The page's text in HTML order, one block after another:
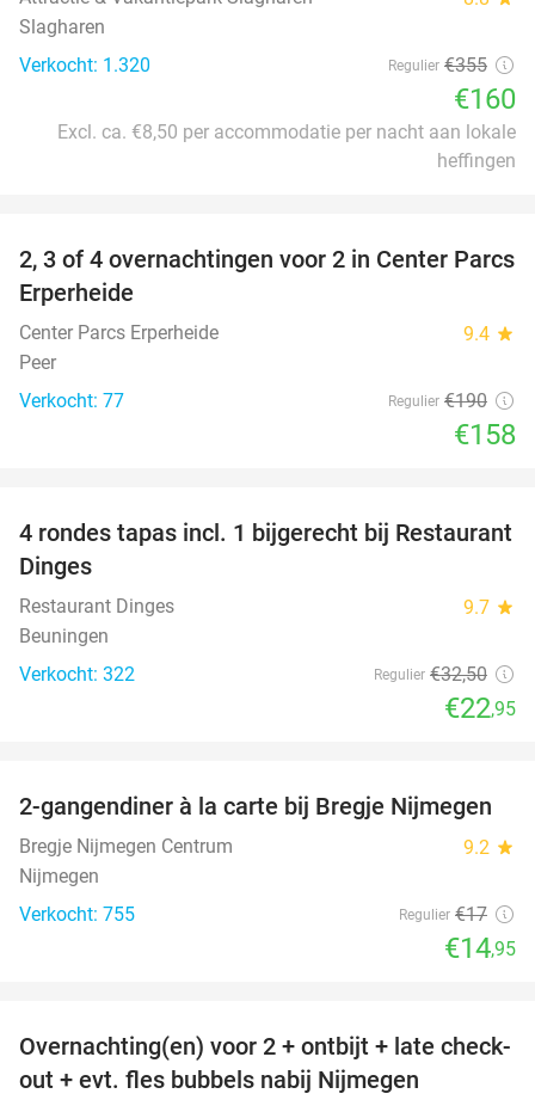
Slagharen
Verkocht: 1.320
Regulier €355
€160
Excl. ca. €8,50 per accommodatie per nacht aan lokale
heffingen
17%
2, 3 of 4 overnachtingen voor 2 in Center Parcs
Erperheide
Center Parcs Erperheide 9.4 star
Peer
Verkocht: 77
Regulier €190
€158
29%
4 rondes tapas incl. 1 bijgerecht bij Restaurant
Dinges
Restaurant Dinges 9.7 star
Beuningen
Verkocht: 322
Regulier €32,50
€22,95
12%
2-gangendiner à la carte bij Bregje Nijmegen
Bregje Nijmegen Centrum 9.2 star
Nijmegen
Verkocht: 755
Regulier €17
€14,95
53%
Overnachting(en) voor 2 + ontbijt + late check-
out + evt. fles bubbels nabij Nijmegen